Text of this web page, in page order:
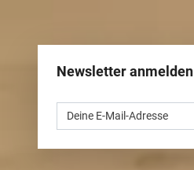
Newsletter anmelden